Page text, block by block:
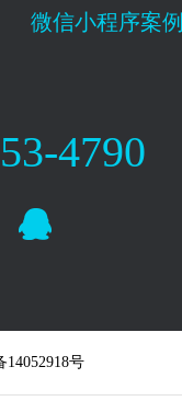
微信小程序案
4790
14052918号